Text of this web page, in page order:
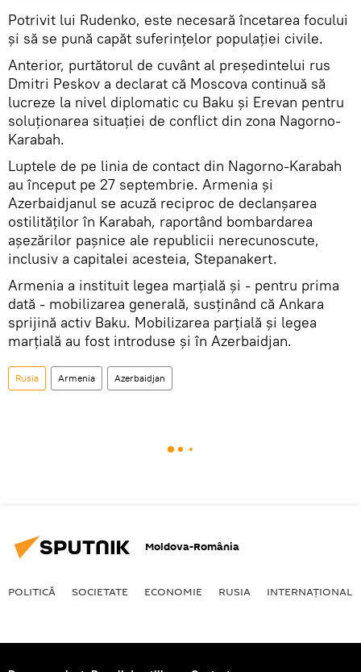
Potrivit lui Rudenko, este necesară încetarea focului
și să se pună capăt suferințelor populației civile.
Anterior, purtătorul de cuvânt al președintelui rus
Dmitri Peskov a declarat că Moscova continuă să
lucreze la nivel diplomatic cu Baku și Erevan pentru
soluționarea situației de conflict din zona Nagorno-
Karabah.
Luptele de pe linia de contact din Nagorno-Karabah
au început pe 27 septembrie. Armenia și
Azerbaidjanul se acuză reciproc de declanșarea
ostilităților în Karabah, raportând bombardarea
așezărilor pașnice ale republicii nerecunoscute,
inclusiv a capitalei acesteia, Stepanakert.
Armenia a instituit legea marțială și - pentru prima
dată - mobilizarea generală, susținând că Ankara
sprijină activ Baku. Mobilizarea parțială și legea
marțială au fost introduse și în Azerbaidjan.
Rusia Armenia Azerbaidjan
Moldova-România
POLITICĂ SOCIETATE ECONOMIE RUSIA INTERNAŢIONAL